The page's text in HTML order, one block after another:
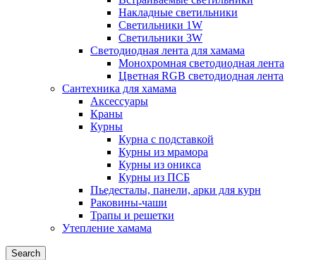
Накладные светильники
Светильники 1W
Светильники 3W
Светодиодная лента для хамама
Монохромная светодиодная лента
Цветная RGB светодиодная лента
Сантехника для хамама
Аксессуары
Краны
Курны
Курна с подставкой
Курны из мрамора
Курны из оникса
Курны из ПСБ
Пьедесталы, панели, арки для курн
Раковины-чаши
Трапы и решетки
Утепление хамама
Search